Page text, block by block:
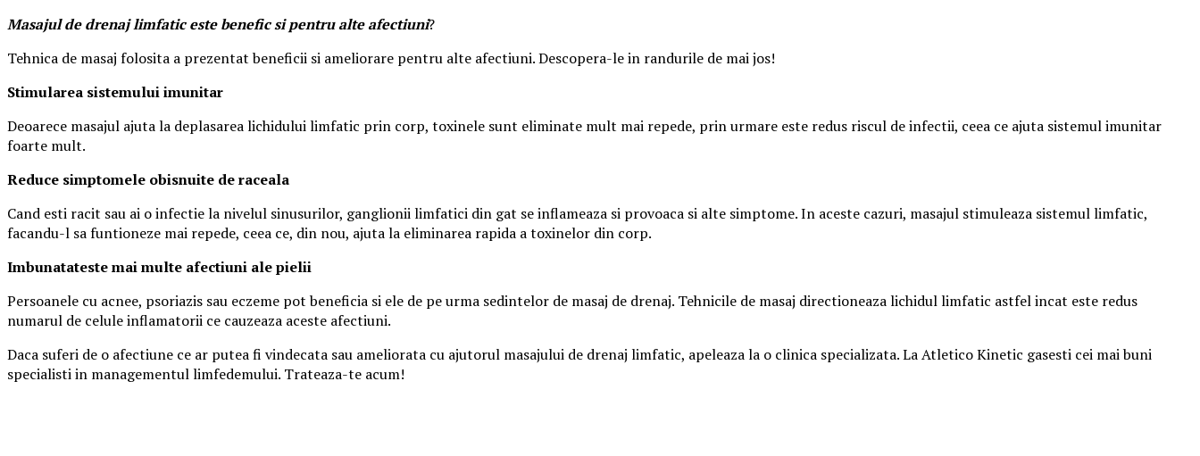
Masajul de drenaj limfatic este benefic si pentru alte afectiuni?
Tehnica de masaj folosita a prezentat beneficii si ameliorare pentru alte afectiuni. Descopera-le in randurile de mai jos!
Stimularea sistemului imunitar
Deoarece masajul ajuta la deplasarea lichidului limfatic prin corp, toxinele sunt eliminate mult mai repede, prin urmare este redus riscul de infectii, ceea ce ajuta sistemul imunitar
foarte mult.
Reduce simptomele obisnuite de raceala
Cand esti racit sau ai o infectie la nivelul sinusurilor, ganglionii limfatici din gat se inflameaza si provoaca si alte simptome. In aceste cazuri, masajul stimuleaza sistemul limfatic,
facandu-l sa funtioneze mai repede, ceea ce, din nou, ajuta la eliminarea rapida a toxinelor din corp.
Imbunatateste mai multe afectiuni ale pielii
Persoanele cu acnee, psoriazis sau eczeme pot beneficia si ele de pe urma sedintelor de masaj de drenaj. Tehnicile de masaj directioneaza lichidul limfatic astfel incat este redus
numarul de celule inflamatorii ce cauzeaza aceste afectiuni.
Daca suferi de o afectiune ce ar putea fi vindecata sau ameliorata cu ajutorul masajului de drenaj limfatic, apeleaza la o clinica specializata. La Atletico Kinetic gasesti cei mai buni
specialisti in managementul limfedemului. Trateaza-te acum!